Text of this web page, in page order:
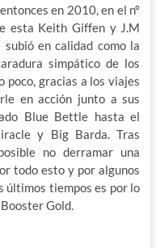
en 2010, en el nº
esta Keith Giffen y J.M
en calidad como la
simpático de los
poco, gracias a los viajes
en acción junto a sus
Blue Bettle hasta el
y Big Barda. Tras
no derramar una
todo esto y por algunos
últimos tiempos es por lo
Gold.